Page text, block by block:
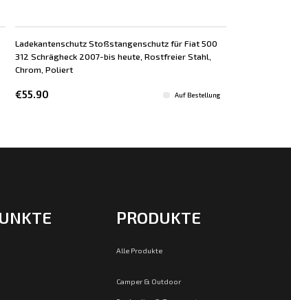
Ladekantenschutz Stoßstangenschutz für Fiat 500
312 Schrägheck 2007-bis heute, Rostfreier Stahl,
Chrom, Poliert
€55.90 Auf Bestellung
PRODUKTE
Alle Produkte
Camper & Outdoor